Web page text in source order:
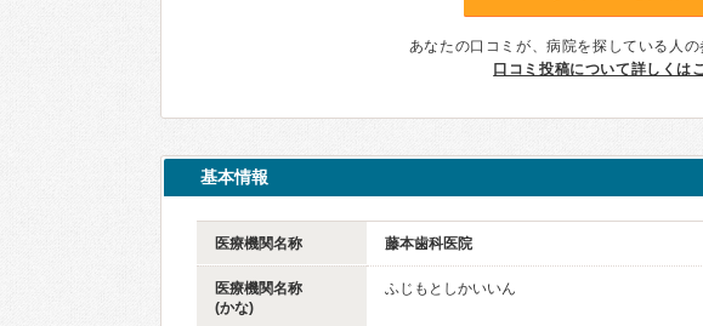
あなたの口コミが、病院を探している人の
口コミ投稿について詳しくは
基本情報
医療機関名称 藤本歯科医院
医療機関名称
(かな)
ふじもとしかいいん